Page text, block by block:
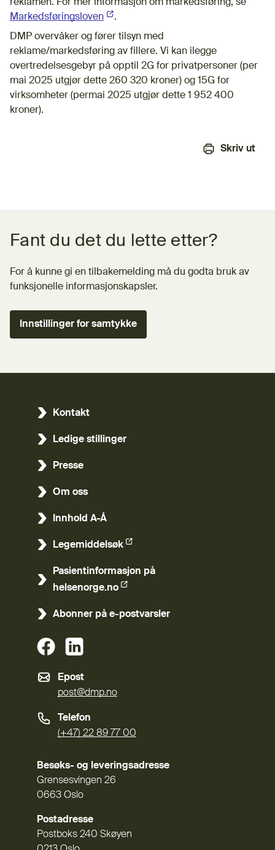
reklamen. For mer informasjon om markedsføring, se
Markedsføringsloven (Ekstern lenke)
.
DMP overvåker og fører tilsyn med
reklame/markedsføring av fillere. Vi kan ilegge
overtredelsesgebyr på opptil 2G for privatpersoner (per
mai 2025 utgjør dette 260 320 kroner) og 15G for
virksomheter (permai 2025 utgjør dette 1 952 400
kroner).
Skriv ut
Fant du det du lette etter?
For å kunne gi en tilbakemelding må du godta bruk av
funksjonelle informasjonskapsler.
Innstillinger for samtykke
Kontakt
Ledige stillinger
Presse
Om oss
Innhold A-Å
Legemiddelsøk
(Ekstern lenke)
Pasientinformasjon på
helsenorge.no
(Ekstern lenke)
Abonner på e-postvarsler
(Ekstern lenke)
Epost
post@dmp.no
Telefon
(+47) 22 89 77 00
Besøks- og leveringsadresse
Grensesvingen 26
0663 Oslo
Postadresse
Postboks 240 Skøyen